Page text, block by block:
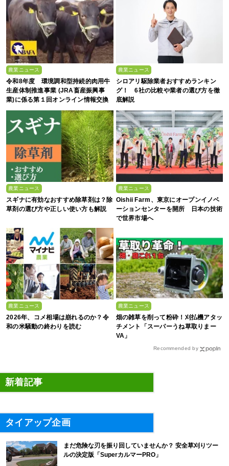
農業ニュース
令和8年度 環境調和型持続的肉用牛
生産体制推進事業 (JRA畜産振興事
業)に係る第１回オンライン情報交換
会
農業ニュース
シロアリ駆除業者おすすめランキン
グ！ 6社の比較や業者の選び方を徹
底解説
農業ニュース
スギナに有効なおすすめ除草剤は？除
草剤の選び方や正しい使い方も解説
農業ニュース
Oishii Farm、東京にオープンイノベ
ーションセンターを開所 日本の技術
で世界市場へ
農業ニュース
2026年、コメ相場は崩れるのか？令
和の米騒動の終わりを読む
農業ニュース
畑の雑草を削って粉砕！刈払機アタッ
チメント「スーパーうね草取りまー
VA」
Recommended by
新着記事
タイアップ企画
まだ危険な刃を振り回していませんか？ 安全草刈りツー
ルの決定版「SuperカルマーPRO」